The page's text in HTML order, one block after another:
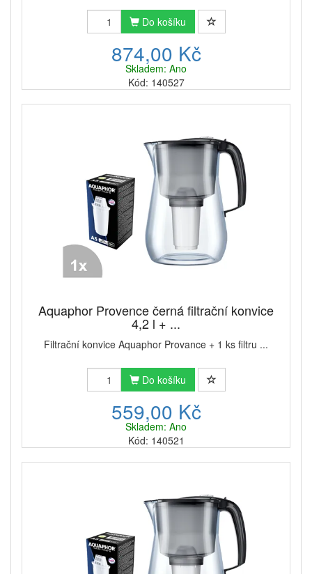
Do košíku
874,00 Kč
Skladem: Ano
Kód: 140527
Aquaphor Provence černá filtrační konvice
4,2 l + ...
Filtrační konvice Aquaphor Provance + 1 ks filtru ...
Do košíku
559,00 Kč
Skladem: Ano
Kód: 140521